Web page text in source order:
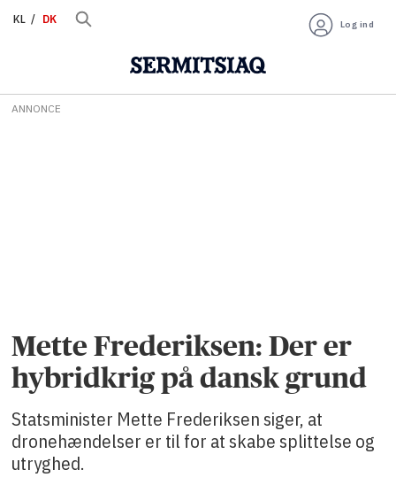
KL DK Log ind
ANNONCE
Mette Frederiksen: Der er
hybridkrig på dansk grund
Statsminister Mette Frederiksen siger, at
dronehændelser er til for at skabe splittelse og
utryghed.